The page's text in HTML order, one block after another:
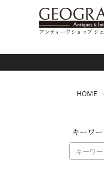
アンティークショップ ジ
HOME
キーワ